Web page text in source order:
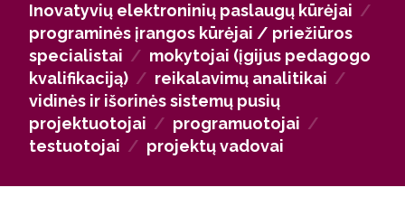
veiklos patikimumą ir efektyvumą.
Pasirinkę pedagogikos studijas, absolventai gali
dirbti mokytojais. Technologijų ir IT sektoriuje jie
tampa reikalavimų analitikais, sistemų
projektuotojais, programuotojais ir testuotojais. Įgiję
praktinės patirties, absolventai gali imtis lyderystės
ir dirbti projektų vadovais, koordinuojančiais
Inovatyvių elektroninių paslaugų kūrėjai /
programinės įrangos kūrėjai / priežiūros
specialistai / mokytojai (įgijus pedagogo
kvalifikaciją) / reikalavimų analitikai /
vidinės ir išorinės sistemų pusių
projektuotojai / programuotojai /
testuotojai / projektų vadovai